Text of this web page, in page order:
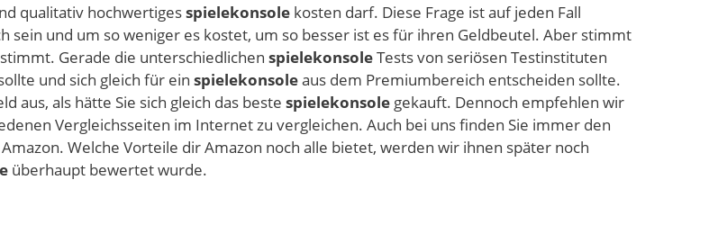
qualitativ hochwertigesspielekonsole kosten darf. Diese Frage ist auf jeden Fall
sein und um so weniger es kostet, um so besser ist es für ihren Geldbeutel. Aber stimmt
Gerade die unterschiedlichen spielekonsoleTests von seriösen Testinstituten
und sich gleich für ein spielekonsoleaus dem Premiumbereich entscheiden sollte.
aus, als hätte Sie sich gleich das beste spielekonsole gekauft. Dennoch empfehlen wir
Vergleichsseiten im Internet zu vergleichen. Auch bei uns finden Sie immer den
Welche Vorteile dir Amazon noch alle bietet, werden wir ihnen später noch
überhaupt bewertet wurde.